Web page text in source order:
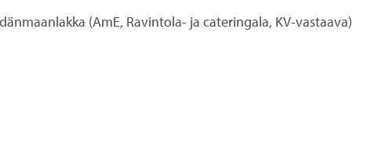
(AmE, Ravintola- ja cateringala, KV-vastaava)